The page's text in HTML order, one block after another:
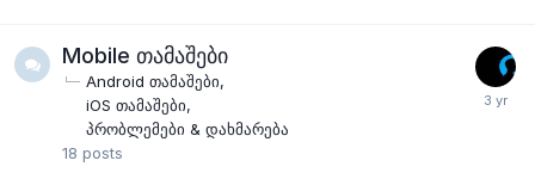
Mobile თამაშები
Android თამაშები
iOS თამაშები
პრობლემები & დახმარება
18 posts